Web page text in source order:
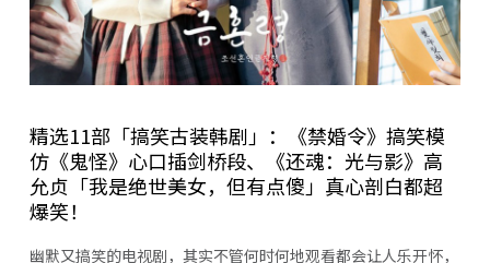
精选11部「搞笑古装韩剧」：《禁婚令》搞笑模
仿《鬼怪》心口插剑桥段、《还魂：光与影》高
允贞「我是绝世美女，但有点傻」真心剖白都超
爆笑！
幽默又搞笑的电视剧，其实不管何时何地观看都会让人乐开怀，